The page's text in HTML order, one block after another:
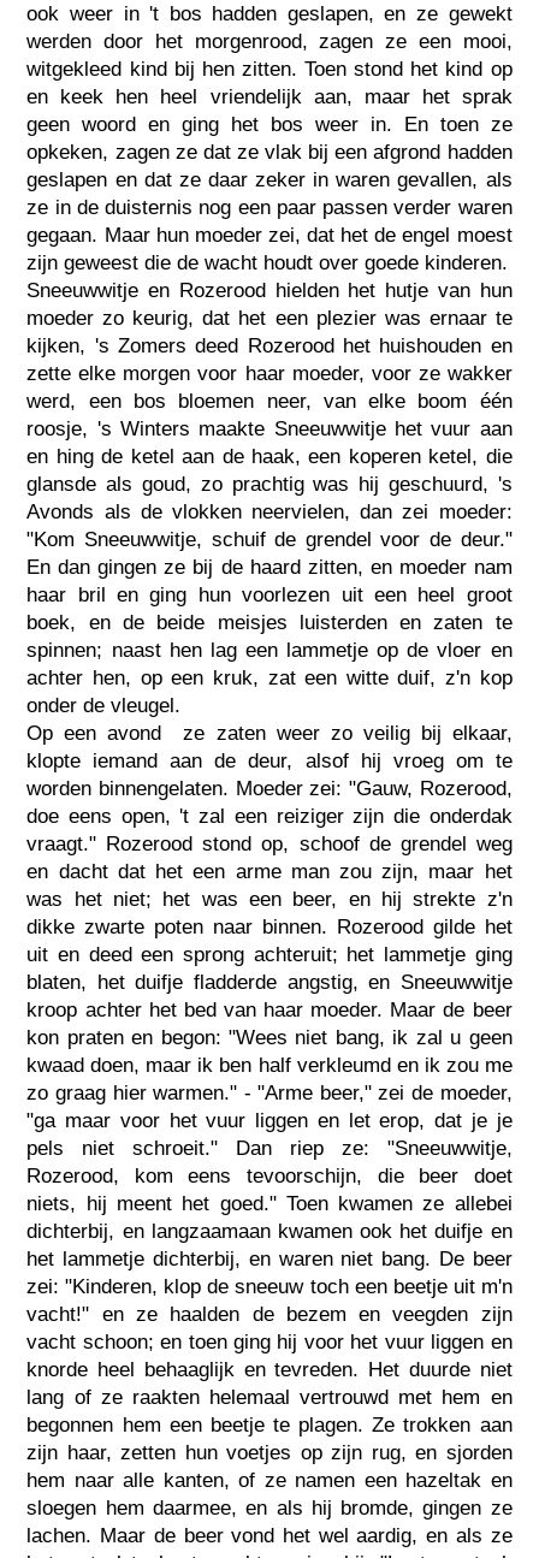
ook weer in 't bos hadden geslapen, en ze gewekt
werden door het morgenrood, zagen ze een mooi,
witgekleed kind bij hen zitten. Toen stond het kind op
en keek hen heel vriendelijk aan, maar het sprak
geen woord en ging het bos weer in. En toen ze
opkeken, zagen ze dat ze vlak bij een afgrond hadden
geslapen en dat ze daar zeker in waren gevallen, als
ze in de duisternis nog een paar passen verder waren
gegaan. Maar hun moeder zei, dat het de engel moest
zijn geweest die de wacht houdt over goede kinderen.
Sneeuwwitje en Rozerood hielden het hutje van hun
moeder zo keurig, dat het een plezier was ernaar te
kijken, 's Zomers deed Rozerood het huishouden en
zette elke morgen voor haar moeder, voor ze wakker
werd, een bos bloemen neer, van elke boom één
roosje, 's Winters maakte Sneeuwwitje het vuur aan
en hing de ketel aan de haak, een koperen ketel, die
glansde als goud, zo prachtig was hij geschuurd, 's
Avonds als de vlokken neervielen, dan zei moeder:
"Kom Sneeuwwitje, schuif de grendel voor de deur."
En dan gingen ze bij de haard zitten, en moeder nam
haar bril en ging hun voorlezen uit een heel groot
boek, en de beide meisjes luisterden en zaten te
spinnen; naast hen lag een lammetje op de vloer en
achter hen, op een kruk, zat een witte duif, z'n kop
onder de vleugel.
Op een avond  ze zaten weer zo veilig bij elkaar,
klopte iemand aan de deur, alsof hij vroeg om te
worden binnengelaten. Moeder zei: "Gauw, Rozerood,
doe eens open, 't zal een reiziger zijn die onderdak
vraagt." Rozerood stond op, schoof de grendel weg
en dacht dat het een arme man zou zijn, maar het
was het niet; het was een beer, en hij strekte z'n
dikke zwarte poten naar binnen. Rozerood gilde het
uit en deed een sprong achteruit; het lammetje ging
blaten, het duifje fladderde angstig, en Sneeuwwitje
kroop achter het bed van haar moeder. Maar de beer
kon praten en begon: "Wees niet bang, ik zal u geen
kwaad doen, maar ik ben half verkleumd en ik zou me
zo graag hier warmen." - "Arme beer," zei de moeder,
"ga maar voor het vuur liggen en let erop, dat je je
pels niet schroeit." Dan riep ze: "Sneeuwwitje,
Rozerood, kom eens tevoorschijn, die beer doet
niets, hij meent het goed." Toen kwamen ze allebei
dichterbij, en langzaamaan kwamen ook het duifje en
het lammetje dichterbij, en waren niet bang. De beer
zei: "Kinderen, klop de sneeuw toch een beetje uit m'n
vacht!" en ze haalden de bezem en veegden zijn
vacht schoon; en toen ging hij voor het vuur liggen en
knorde heel behaaglijk en tevreden. Het duurde niet
lang of ze raakten helemaal vertrouwd met hem en
begonnen hem een beetje te plagen. Ze trokken aan
zijn haar, zetten hun voetjes op zijn rug, en sjorden
hem naar alle kanten, of ze namen een hazeltak en
sloegen hem daarmee, en als hij bromde, gingen ze
lachen. Maar de beer vond het wel aardig, en als ze